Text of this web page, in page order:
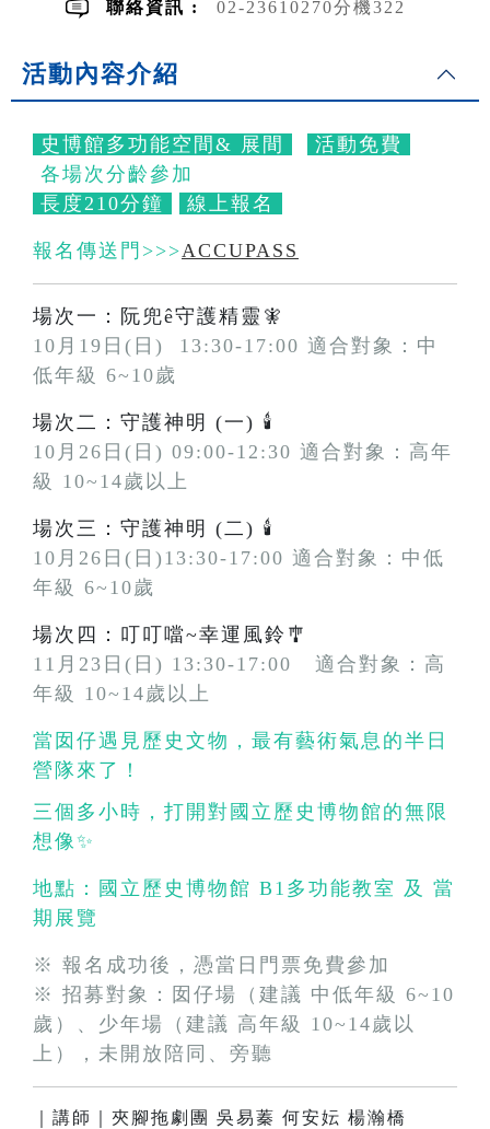
聯絡資訊 : 02-23610270分機322
活動內容介紹
史博館多功能空間& 展間
活動免費
各場次分齡參加
長度210分鐘
線上報名
報名傳送門>>>ACCUPASS
場次一：阮兜ê守護精靈🧚
10月19日(日) 13:30-17:00 適合對象：中
低年級 6~10歲
場次二：守護神明 (一) 🕯️
10月 26日(日) 09:00-12:30 適合對象：高年
級 10~14歲以上
場次三：守護神明 (二) 🕯️
10月26日(日)13:30-17:00 適合對象：中低
年級 6~10歲
場次四：叮叮噹~幸運風鈴🎐
11月23日(日) 13:30-17:00 適合對象：高
年級 10~14歲以上
當囡仔遇見歷史文物，最有藝術氣息的半日
營隊來了！
三個多小時，打開對國立歷史博物館的無限
想像✨
地點：國立歷史博物館 B1多功能教室 及 當
期展覽
※ 報名成功後，憑當日門票免費參加
※ 招募對象：囡仔場（建議 中低年級 6~10
歲）、少年場（建議 高年級 10~14歲以
上），未開放陪同、旁聽
｜講師｜夾腳拖劇團 吳易蓁 何安妘 楊瀚橋